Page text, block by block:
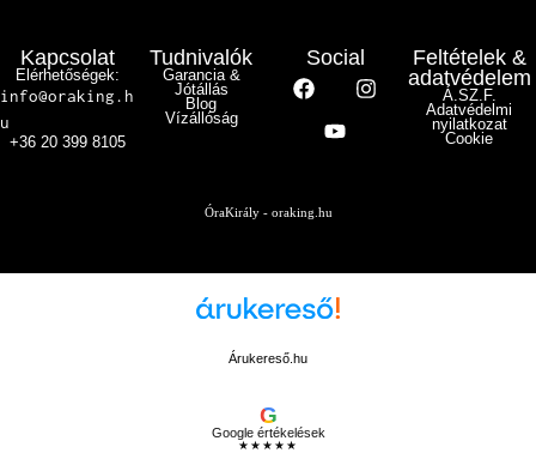
Kapcsolat
Elérhetőségek:
info@oraking.h
u
+36 20 399 8105
Tudnivalók
Garancia &
Jótállás
Blog
Vízállóság
Social
Feltételek &
adatvédelem
Á.SZ.F.
Adatvédelmi
nyilatkozat
Cookie
ÓraKirály - oraking.hu
Árukereső.hu
G
Google értékelések
★★★★★